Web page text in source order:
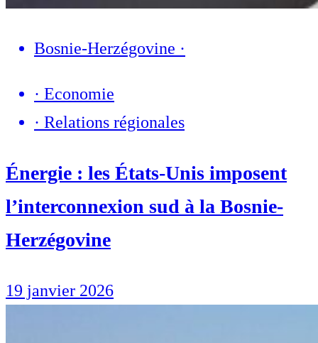
Bosnie-Herzégovine ·
· Economie
· Relations régionales
Énergie : les États-Unis imposent
l’interconnexion sud à la Bosnie-
Herzégovine
19 janvier 2026